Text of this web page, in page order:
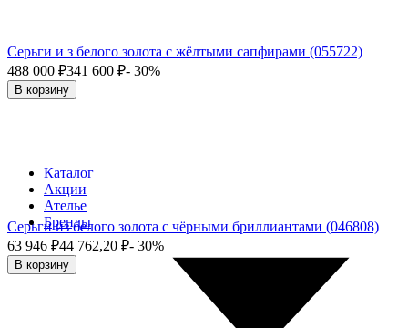
Серьги и з белого золота с жёлтыми сапфирами (055722)
488 000 ₽341 600 ₽- 30%
В корзину
Серьги из белого золота с чёрными бриллиантами (046808)
63 946 ₽44 762,20 ₽- 30%
В корзину
Каталог
Акции
Ателье
Бренды